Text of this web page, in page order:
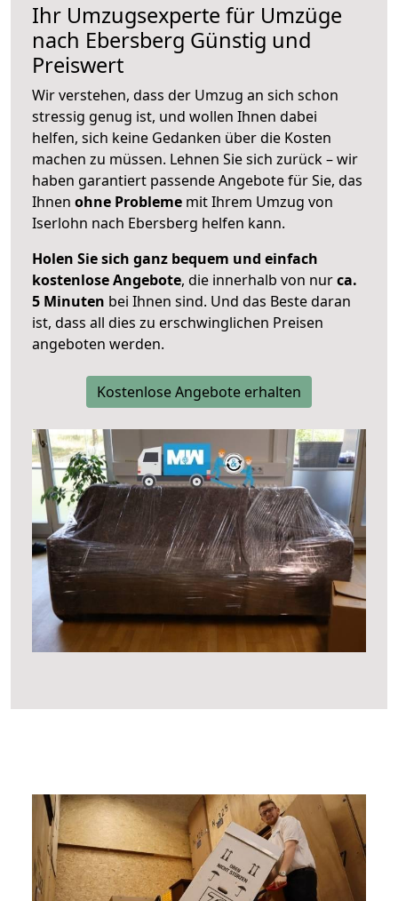
Ihr Umzugsexperte für Umzüge
nach Ebersberg Günstig und
Preiswert
Wir verstehen, dass der Umzug an sich schon
stressig genug ist, und wollen Ihnen dabei
helfen, sich keine Gedanken über die Kosten
machen zu müssen. Lehnen Sie sich zurück – wir
haben garantiert passende Angebote für Sie, das
Ihnen ohne Probleme mit Ihrem Umzug von
Iserlohn nach Ebersberg helfen kann.
Holen Sie sich ganz bequem und einfach
kostenlose Angebote, die innerhalb von nurca.
5 Minuten bei Ihnen sind. Und das Beste daran
ist, dass all dies zu erschwinglichen Preisen
angeboten werden.
Kostenlose Angebote erhalten